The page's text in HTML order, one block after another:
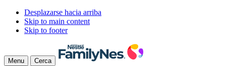
Desplazarse hacia arriba
Skip to main content
Skip to footer
Menu
Cerca